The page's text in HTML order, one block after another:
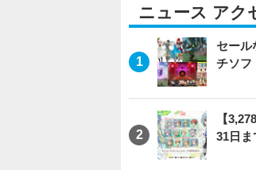
ニュース アク
セール
チソフ
【
31日ま